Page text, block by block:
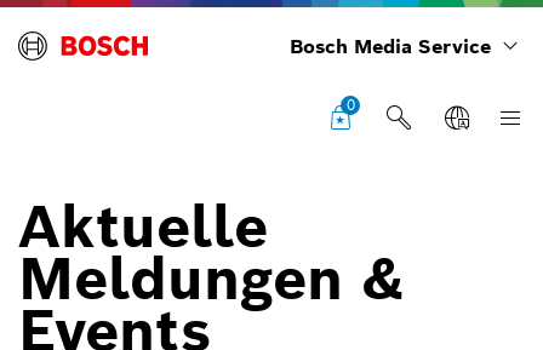
Bosch Media Service
0
Aktuelle
Meldungen &
Events